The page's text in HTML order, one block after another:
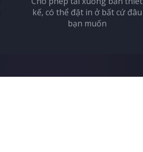
kế, có thể đặt in ở bất cứ đâu
bạn muốn